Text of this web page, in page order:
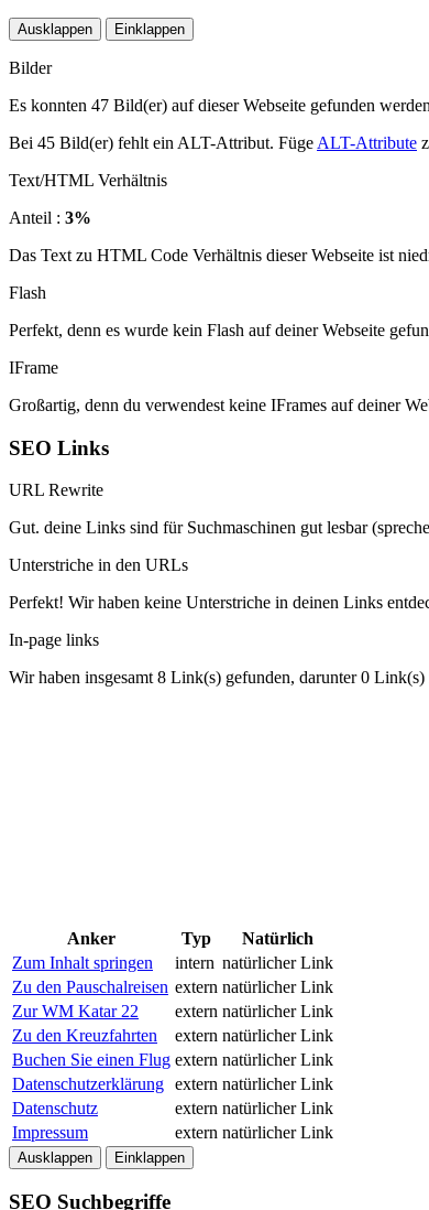
Ausklappen Einklappen
Bilder
Es konnten 47 Bild(er) auf dieser Webseite gefunden
Bei 45 Bild(er) fehlt ein ALT-Attribut. Füge ALT-Attribute
Text/HTML Verhältnis
Anteil : 3%
Das Text zu HTML Code Verhältnis dieser Webseite ist
Flash
Perfekt, denn es wurde kein Flash auf deiner Webseite
IFrame
Großartig, denn du verwendest keine IFrames auf deiner
SEO Links
URL Rewrite
Gut. deine Links sind für Suchmaschinen gut lesbar
Unterstriche in den URLs
Perfekt! Wir haben keine Unterstriche in deinen Links
In-page links
Wir haben insgesamt 8 Link(s) gefunden, darunter 0 Link(s)
Anker Typ
Natürlich
Zum Inhalt springen
intern natürlicher Link
Zu den Pauschalreisen extern natürlicher Link
Zur WM Katar 22
extern natürlicher Link
Zu den Kreuzfahrten
extern natürlicher Link
Buchen Sie einen Flug extern natürlicher Link
Datenschutzerklärung extern natürlicher Link
Datenschutz
extern natürlicher Link
Impressum
extern natürlicher Link
Ausklappen Einklappen
SEO Suchbegriffe